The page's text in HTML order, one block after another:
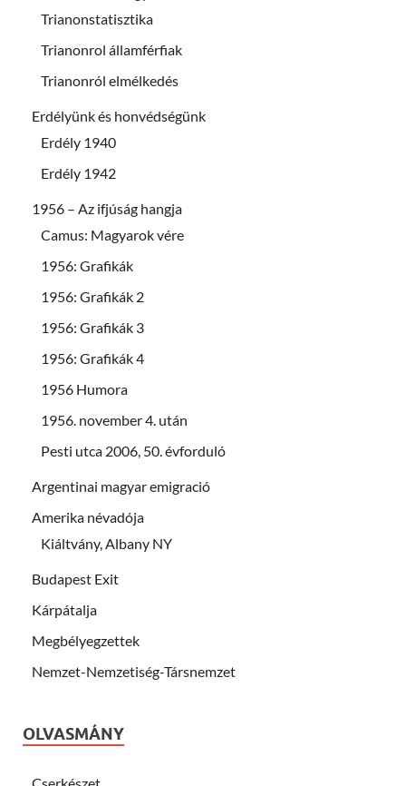
Trianonstatisztika
Trianonrol államférfiak
Trianonról elmélkedés
Erdélyünk és honvédségünk
Erdély 1940
Erdély 1942
1956 – Az ifjúság hangja
Camus: Magyarok vére
1956: Grafikák
1956: Grafikák 2
1956: Grafikák 3
1956: Grafikák 4
1956 Humora
1956. november 4. után
Pesti utca 2006, 50. évforduló
Argentinai magyar emigració
Amerika névadója
Kiáltvány, Albany NY
Budapest Exit
Kárpátalja
Megbélyegzettek
Nemzet-Nemzetiség-Társnemzet
OLVASMÁNY